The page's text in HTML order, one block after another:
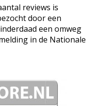
reviews is
door een
een omweg
in de Nationale